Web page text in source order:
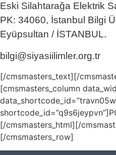
Eski Silahtarağa Elektrik
PK: 34060, İstanbul Bilgi
Eyüpsultan / İSTANBUL.
bilgi@siyasiilimler.org.tr
[/cmsmasters_text][/
[cmsmasters_column
[/cmsmasters_html][/
[/cmsmasters_row]